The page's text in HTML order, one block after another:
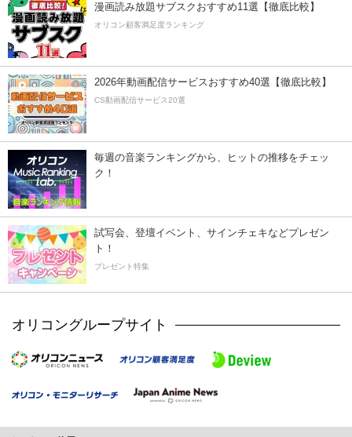
漫画読み放題サブスクおすすめ11選【徹底比較】
オリコン顧客満足度ランキング
2026年動画配信サービスおすすめ40選【徹底比較】
CS動画配信サービス20選
毎週の音楽ランキングから、ヒットの推移をチェッ
ク！
試写会、登壇イベント、サインチェキなどプレゼン
ト！
プレゼント特集
オリコングループサイト